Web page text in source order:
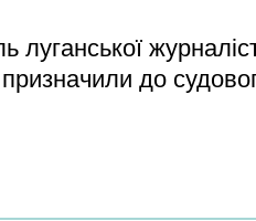
луганської
до